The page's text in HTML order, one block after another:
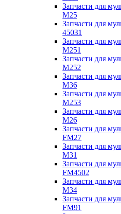
Запчасти для
M25
Запчасти для
45031
Запчасти для
M251
Запчасти для
M252
Запчасти для
M36
Запчасти для
M253
Запчасти для
M26
Запчасти для
FM27
Запчасти для
M31
Запчасти для
FM4502
Запчасти для
M34
Запчасти для
FM91